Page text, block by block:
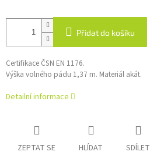
Přidat do košíku
Certifikace ČSN EN 1176.
Výška volného pádu 1,37 m. Materiál akát.
Detailní informace
ZEPTAT SE HLÍDAT SDÍLET